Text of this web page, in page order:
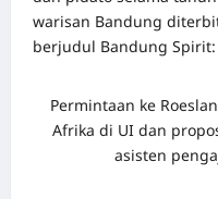
warisan Bandung
berjudul Bandung
Permintaan ke
Afrika di UI dan
asisten